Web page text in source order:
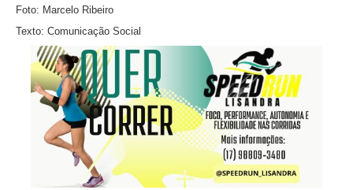
Foto: Marcelo Ribeiro
Texto: Comunicação Social